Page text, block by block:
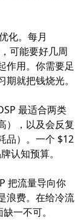
化。每月
可能要好几周
作用。你需要足
就把钱烧光。
最适合两类
），以及会反复
品）。一个 $12
认知预算。
把流量导向你
浪费。在给冷流
一不可。